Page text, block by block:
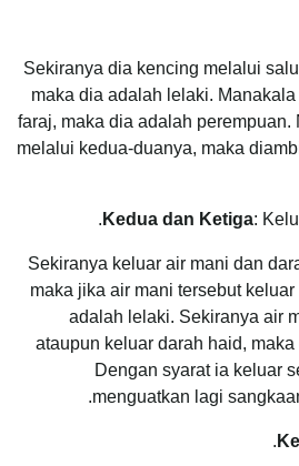
Sekiranya dia kencing melalui
maka dia adalah lelaki.
faraj, maka dia adalah
melalui kedua-duanya, maka
Kedua dan Ketiga:
Sekiranya keluar air mani dan
maka jika air mani tersebut
adalah lelaki. Sekiranya air
ataupun keluar darah haid,
Dengan syarat ia keluar
menguatkan lagi